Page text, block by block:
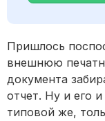
Пришлось
внешнюю
документа
отчет. Ну и его
типовой же,